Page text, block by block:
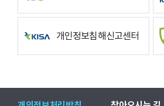
개인정보침해신고센터